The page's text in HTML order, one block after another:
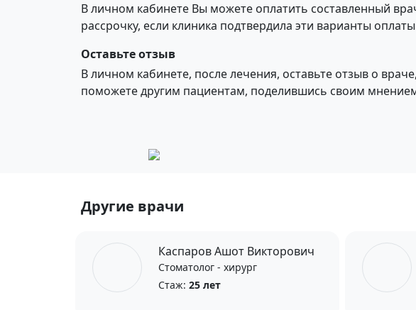
В личном кабинете Вы можете оплатить составленный
рассрочку, если клиника подтвердила эти варианты оплаты
Оставьте отзыв
В личном кабинете, после лечения, оставьте отзыв о
поможете другим пациентам, поделившись своим
Другие врачи
Каспаров Ашот Викторович
Стоматолог - хирург
Стаж: 25 лет